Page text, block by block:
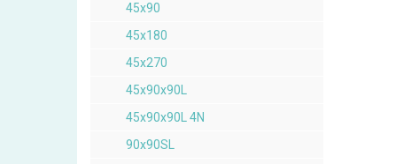
45x90
45x180
45x270
45x90x90L
45x90x90L 4N
90x90SL